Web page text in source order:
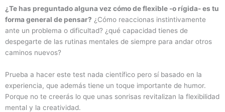
¿Te has preguntado alguna vez cómo de flexible -o rígida- es tu
forma general de pensar? ¿Cómo reaccionas instintivamente
ante un problema o dificultad? ¿qué capacidad tienes de
despegarte de las rutinas mentales de siempre para andar otros
caminos nuevos?
Prueba a hacer este test nada científico pero sí basado en la
experiencia, que además tiene un toque importante de humor.
Porque no te creerás lo que unas sonrisas revitalizan la flexibilidad
mental y la creatividad.